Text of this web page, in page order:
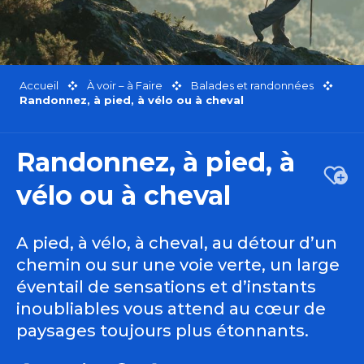
Accueil À voir – à Faire
Balades et randonnées
Randonnez, à pied, à vélo ou à cheval
Randonnez, à pied, à
vélo ou à cheval
A pied, à vélo, à cheval, au détour d’un
chemin ou sur une voie verte, un large
éventail de sensations et d’instants
inoubliables vous attend au cœur de
paysages toujours plus étonnants.